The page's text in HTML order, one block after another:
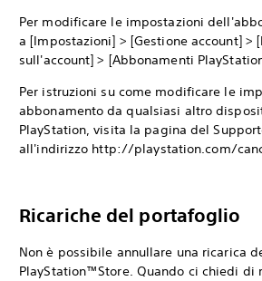
Per modificare le impostazioni
a [Impostazioni] > [Gestione account] >
sull'account] > [Abbonamenti
Per istruzioni su come modificare le
abbonamento da qualsiasi altro
PlayStation, visita la pagina del
all'indirizzo http://playstation.com/
Ricariche del portafoglio
Non è possibile annullare una ricarica
PlayStation™Store. Quando ci chiedi di